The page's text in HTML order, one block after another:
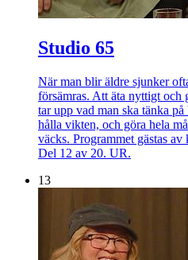
Studio 65
När man blir äldre sjunker
försämras. Att äta nyttigt
tar upp vad man ska tänka
hålla vikten, och göra hela
väcks. Programmet gästas
Del 12 av 20. UR.
13